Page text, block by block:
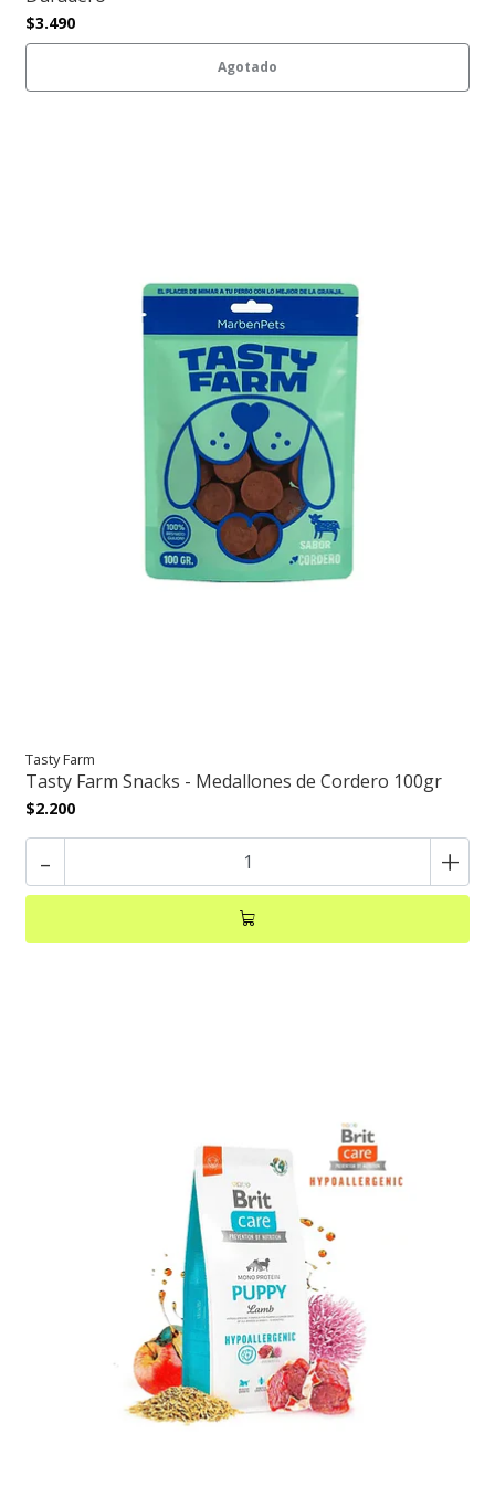
$3.490
Agotado
Tasty Farm
Tasty Farm Snacks - Medallones de Cordero 100gr
$2.200
- +